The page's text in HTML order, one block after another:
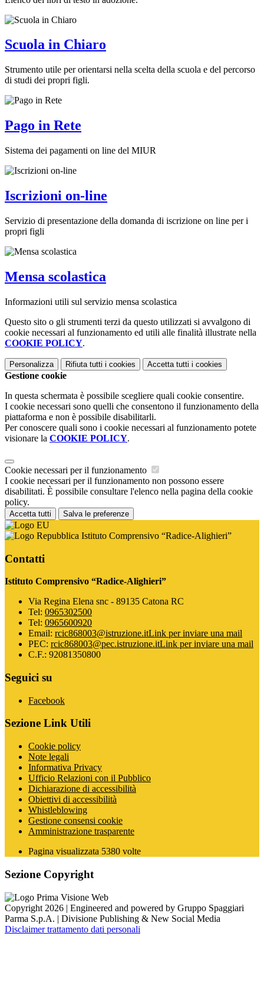
Scuola in Chiaro
Strumento utile per orientarsi nella scelta della scuola e del percorso
di studi dei propri figli.
Pago in Rete
Sistema dei pagamenti on line del MIUR
Iscrizioni on-line
Servizio di presentazione della domanda di iscrizione on line per i
propri figli
Mensa scolastica
Informazioni utili sul servizio mensa scolastica
Questo sito o gli strumenti terzi da questo utilizzati si avvalgono di
cookie necessari al funzionamento ed utili alle finalità illustrate nella
COOKIE POLICY.
Personalizza Rifiuta tutti i cookies Accetta tutti i cookies
Gestione cookie
In questa schermata è possibile scegliere quali cookie consentire.
I cookie necessari sono quelli che consentono il funzionamento della
piattaforma e non è possibile disabilitarli.
Per conoscere quali sono i cookie necessari al funzionamento potete
visionare la COOKIE POLICY.
Cookie necessari per il funzionamento
I cookie necessari per il funzionamento non possono essere
disabilitati. È possibile consultare l'elenco nella pagina della cookie
policy.
Accetta tutti Salva le preferenze
Istituto Comprensivo “Radice-Alighieri”
Contatti
Istituto Comprensivo “Radice-Alighieri”
Via Regina Elena snc - 89135 Catona RC
Tel: 0965302500
Tel: 0965600920
Email: rcic868003@istruzione.itLink per inviare una mail
PEC: rcic868003@pec.istruzione.itLink per inviare una mail
C.F.: 92081350800
Seguici su
Facebook
Sezione Link Utili
Cookie policy
Note legali
Informativa Privacy
Ufficio Relazioni con il Pubblico
Dichiarazione di accessibilità
Obiettivi di accessibilità
Whistleblowing
Gestione consensi cookie
Amministrazione trasparente
Pagina visualizzata 5380 volte
Sezione Copyright
Copyright 2026 | Engineered and powered by Gruppo Spaggiari
Parma S.p.A. | Divisione Publishing & New Social Media
Disclaimer trattamento dati personali